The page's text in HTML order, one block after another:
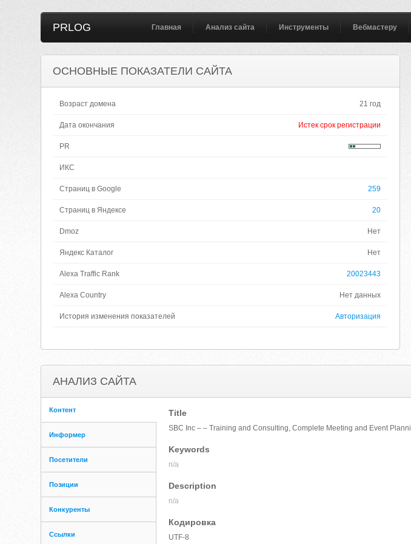
PRLOG Главная Анализ сайта Инструменты Вебмастеру
ОСНОВНЫЕ ПОКАЗАТЕЛИ САЙТА
Возраст домена 21 год
Дата окончания Истек срок регистрации
PR
ИКС
Страниц в Google 259
Страниц в Яндексе 20
Dmoz Нет
Яндекс Каталог Нет
Alexa Traffic Rank 20023443
Alexa Country Нет данных
История изменения показателей Авторизация
АНАЛИЗ САЙТА
Контент
Информер
Посетители
Позиции
Конкуренты
Ссылки
Title
SBC Inc – – Training and Consulting, Complete Meeting and Event Planni
Keywords
n/a
Description
n/a
Кодировка
UTF-8